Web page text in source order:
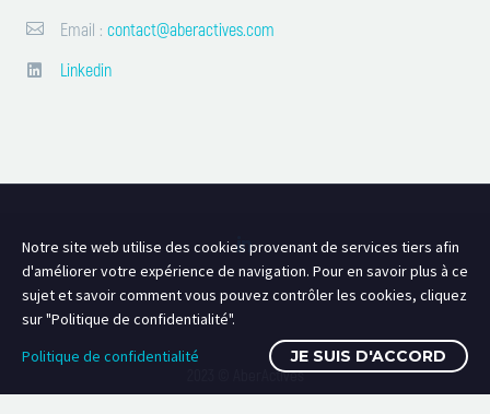

 Email : contact@aberactives.com

 Linkedin
2023 © AberActives
Notre site web utilise des cookies provenant de services tiers afin
d'améliorer votre expérience de navigation. Pour en savoir plus à ce
sujet et savoir comment vous pouvez contrôler les cookies, cliquez
sur "Politique de confidentialité".
Politique de confidentialité
JE SUIS D'ACCORD